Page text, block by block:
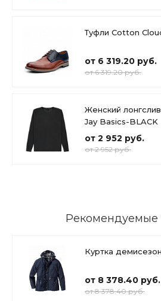
Туфли Cotton
от 6 319.20 руб.
от 6 319.20 руб.
Женский
Jay Basics-BLACK
от 2 952 руб.
от 2 952 руб.
Рекомендуемые
Куртка
от 8 378.40 руб.
от 8 378.40 руб.